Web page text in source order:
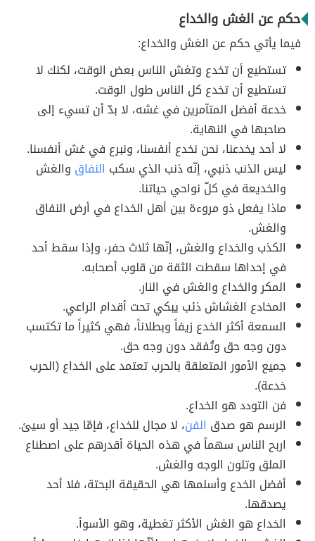
حكم عن الغش والخداع
فيما يأتي حكم عن الغش والخداع:
تستطيع أن تخدع وتغش الناس بعض الوقت، لكنك لا
تستطيع أن تخدع كل الناس طول الوقت.
خدعة أفضل المتآمرين في غشه، لا بدّ أن تسيء إلى
صاحبها في النهاية.
لا أحد يخدعنا، نحن نخدع أنفسنا، ونبرع في غش أنفسنا.
ليس الذنب ذنبي، إنّه ذنب الذي سكب النفاق والغش
والخديعة في كلّ نواحي حياتنا.
ماذا يفعل ذو مروءة بين أهل الخداع في أرض النفاق
والغش.
الكذب والخداع والغش، إنّها ثلاث حفر، وإذا سقط أحد
في إحداها سقطت الثقة من قلوب أصحابه.
المكر والخداع والغش في النار.
المخادع الغشاش ذئب يبكي تحت أقدام الراعي.
السمعة أكثر الخدع زيفاً وبطلاناً، فهي كثيراً ما تكتسب
دون وجه حق وتُفقد دون وجه حق.
جميع الأمور المتعلقة بالحرب تعتمد على الخداع (الحرب
خدعة).
فن التودد هو الخداع.
الرسم هو صدق الفن، لا مجال للخداع، فإمّا جيد أو سيئ.
اربح الناس سهماً في هذه الحياة أقدرهم على اصطناع
الملق وتلون الوجه والغش.
أفضل الخدع وأسلمها هي الحقيقة البحتة، فلا أحد
يصدقها.
الخداع هو الغش الأكثر تغطية، وهو الأسوأ.